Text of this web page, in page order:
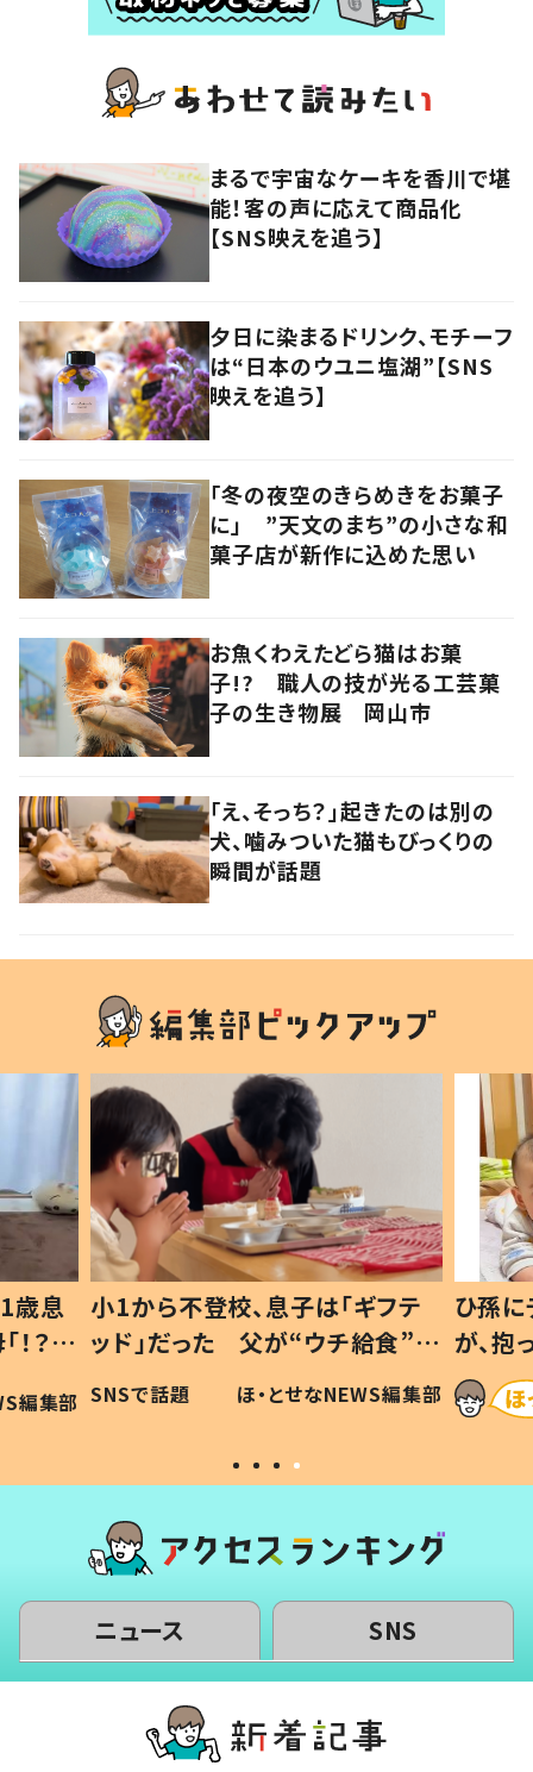
まるで宇宙なケーキを香川で堪
能！客の声に応えて商品化
【SNS映えを追う】
夕日に染まるドリンク、モチーフ
は“日本のウユニ塩湖”【SNS
映えを追う】
「冬の夜空のきらめきをお菓子
に」 ”天文のまち”の小さな和
菓子店が新作に込めた思い
お魚くわえたどら猫はお菓
子!? 職人の技が光る工芸菓
子の生き物展 岡山市
「え、そっち？」起きたのは別の
犬、噛みついた猫もびっくりの
瞬間が話題
歳息
？」
編集部
小1から不登校、息子は「ギフテ
ッド」だった 父が“ウチ給食”を
作り続ける理由とは #令和の親
#令和の子
SNSで話題 ほ・とせなNEWS編集部
ひ孫
が、
「涙が
い」
ニュース SNS